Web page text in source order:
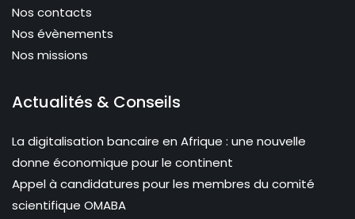
Nos contacts
Nos évènements
Nos missions
Actualités & Conseils
La digitalisation bancaire en Afrique : une nouvelle
donne économique pour le continent
Appel à candidatures pour les membres du comité
scientifique OMABA